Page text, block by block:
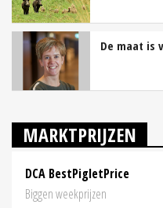
De maat is
MARKTPRIJZEN
DCA BestPigletPrice
Biggen weekprijzen